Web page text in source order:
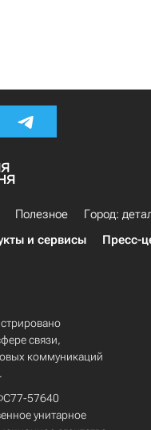
Полезное
Город:
и сервисы Пресс-
связи,
коммуникаций
57640
унитарное